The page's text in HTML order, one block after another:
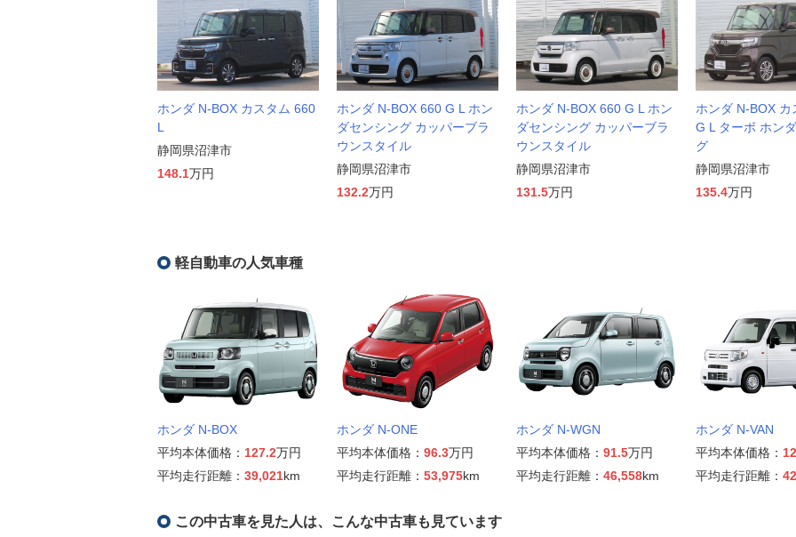
ホンダ N-BOX カスタム 660
L
静岡県沼津市
148.1万円
ホンダ N-BOX 660 G L ホン
ダセンシング カッパーブラ
ウンスタイル
静岡県沼津市
132.2万円
ホンダ N-BOX 660 G L ホン
ダセンシング カッパーブラ
ウンスタイル
静岡県沼津市
131.5万円
ホンダ N-BOX カ
G L ターボ ホン
グ
静岡県沼津市
135.4万円
軽自動車の人気車種
ホンダ N-BOX
平均本体価格： 127.2万円
平均走行距離： 39,021km
ホンダ N-ONE
平均本体価格： 96.3万円
平均走行距離： 53,975km
ホンダ N-WGN
平均本体価格： 91.5万円
平均走行距離： 46,558km
ホンダ N-VAN
平均本体価格：
平均走行距離：
この中古車を見た人は、こんな中古車も見ています